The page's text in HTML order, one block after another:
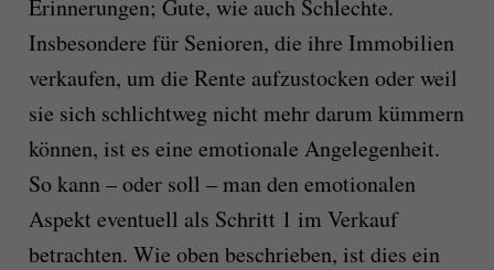
Erinnerungen; Gute, wie auch Schlechte.
Insbesondere für Senioren, die ihre Immobilien
verkaufen, um die Rente aufzustocken oder weil
sie sich schlichtweg nicht mehr darum kümmern
können, ist es eine emotionale Angelegenheit.
So kann – oder soll – man den emotionalen
Aspekt eventuell als Schritt 1 im Verkauf
betrachten. Wie oben beschrieben, ist dies ein